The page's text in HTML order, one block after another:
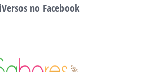
no Facebook